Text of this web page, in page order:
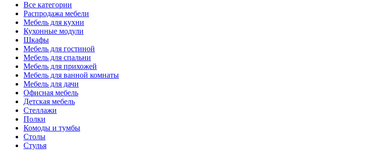
Все категории
Распродажа мебели
Мебель для кухни
Кухонные модули
Шкафы
Мебель для гостиной
Мебель для спальни
Мебель для прихожей
Мебель для ванной комнаты
Мебель для дачи
Офисная мебель
Детская мебель
Стеллажи
Полки
Комоды и тумбы
Столы
Стулья